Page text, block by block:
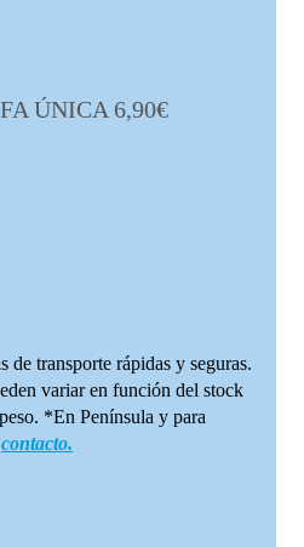
ÚNICA 6,90€
de transporte rápidas y seguras.
variar en función del stock
*En Península y para
contacto.